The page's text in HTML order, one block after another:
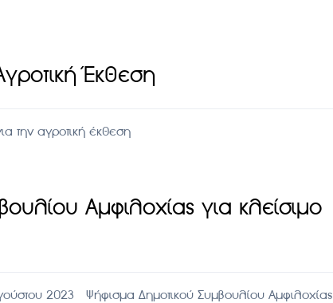
Έκθεση
την αγροτική έκθεση
Αμφιλοχίας για κλείσιμο
2023 Ψήφισμα Δημοτικού Συμβουλίου Αμφιλοχίας